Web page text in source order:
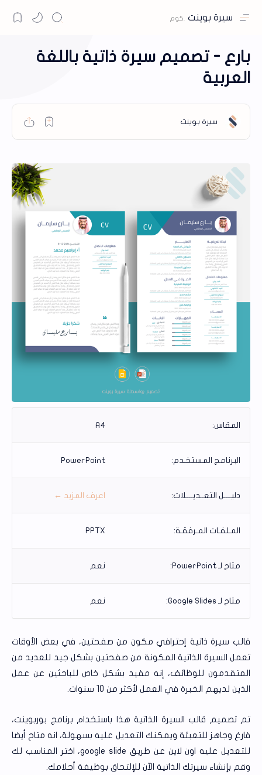
سيرة بوينت
بارع - تصميم سيرة ذاتية باللغة
العربية
المقاس: A4
البرنامج المستخـدم: PowerPoint
دليــــل التعــديــــلات: اعرف المزيد ←
المـلفـات المـرفقـة: PPTX
متاح لـ PowerPoint: نعم
متاح لـ Google Slides: نعم
قالب سيرة ذاتية إحترافي مكون من صفحتين، في بعض الأوقات
تعمل السيرة الذاتية المكونة من صفحتين بشكل جيد للعديد من
المتقدمون للوظائف، إنه مفيد بشكل خاص للباحثين عن عمل
الذين لديهم الخبرة في العمل لأكثر من 10 سنوات.
تم تصميم قالب السيرة الذاتية هذا باستخدام برنامج بوربوينت،
فارغ وجاهز للتعبئة ويمكنك التعديل عليه بسهولة، انه متاح أيضا
للتعديل عليه اون لاين عن طريق google slide، اختر المناسب لك
وقم بإنشاء سيرتك الذاتية الآن للإلتحاق بوظيفة أحلامك.